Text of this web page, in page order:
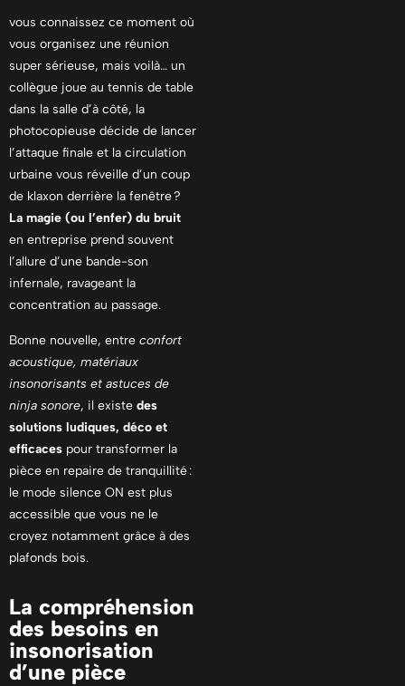
vous connaissez ce moment où
vous organisez une réunion
super sérieuse, mais voilà… un
collègue joue au tennis de table
dans la salle d’à côté, la
photocopieuse décide de lancer
l’attaque finale et la circulation
urbaine vous réveille d’un coup
de klaxon derrière la fenêtre ?
La magie (ou l’enfer) du bruit
en entreprise prend souvent
l’allure d’une bande-son
infernale, ravageant la
concentration au passage.
Bonne nouvelle, entre confort
acoustique, matériaux
insonorisants et astuces de
ninja sonore, il existe des
solutions ludiques, déco et
efficaces pour transformer la
pièce en repaire de tranquillité :
le mode silence ON est plus
accessible que vous ne le
croyez notamment grâce à des
plafonds bois.
La compréhension
des besoins en
insonorisation
d’une pièce